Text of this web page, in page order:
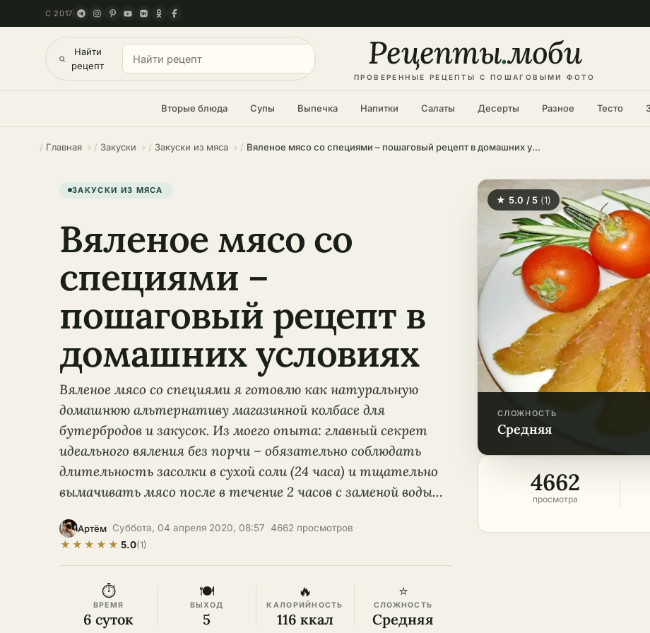
С 2017
Найти
рецепт
Рецепты.моби
ПРОВЕРЕННЫЕ РЕЦЕПТЫ С ПОШАГОВЫМИ ФОТО
Вторые блюда Супы Выпечка Напитки Салаты Десерты Разное Тесто
Главная Закуски Закуски из мяса Вяленое мясо со специями – пошаговый рецепт в домашних условиях
★ 5.0 / 5 (1)
СЛОЖНОСТЬ
средняя
4662
просмотра
ЗАКУСКИ ИЗ МЯСА
Вяленое мясо со
специями –
пошаговый рецепт в
домашних условиях
Вяленое мясо со специями я готовлю как натуральную
домашнюю альтернативу магазинной колбасе для
бутербродов и закусок. Из моего опыта: главный секрет
идеального вяления без порчи – обязательно соблюдать
длительность засолки в сухой соли (24 часа) и тщательно
вымачивать мясо после в течение 2 часов с заменой воды…
Артём Суббота, 04 апреля 2020, 08:57 4662 просмотров
★ ★ ★ ★ ★ 5.0(1)
⏱
ВРЕМЯ
6 суток
🍽
ВЫХОД
5
🔥
КАЛОРИЙНОСТЬ
116 ккал
⭐
СЛОЖНОСТЬ
Средняя